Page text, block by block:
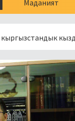
Маданият
кыздын